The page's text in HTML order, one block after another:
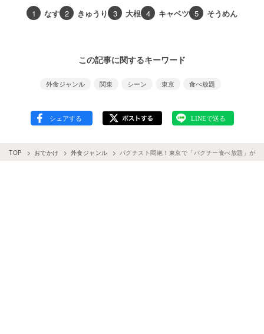
1 なす 2 きゅうり 3 大根 4 キャベツ 5 そうめん
この記事に関するキーワード
外食ジャンル 関東 シーン 東京 食べ放題
TOP おでかけ 外食ジャンル パクチスト悶絶！東京で「パクチー食べ放題」が